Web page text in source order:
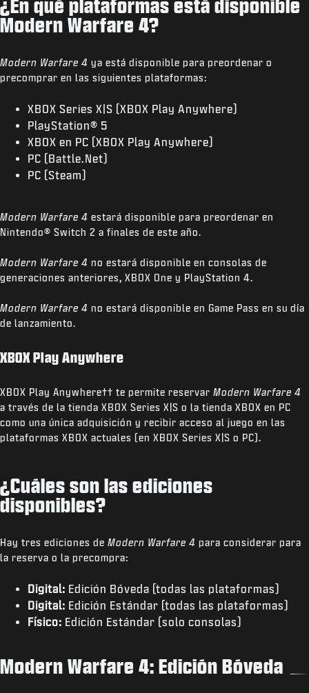
¿En qué plataformas está disponible
Modern Warfare 4?
Modern Warfare 4 ya está disponible para preordenar o
precomprar en las siguientes plataformas:
XBOX Series X|S (XBOX Play Anywhere)
PlayStation® 5
XBOX en PC (XBOX Play Anywhere)
PC (Battle.Net)
PC (Steam)
Modern Warfare 4 estará disponible para preordenar en
Nintendo® Switch 2 a finales de este año.
Modern Warfare 4 no estará disponible en consolas de
generaciones anteriores, XBOX One y PlayStation 4.
Modern Warfare 4 no estará disponible en Game Pass en su día
de lanzamiento.
XBOX Play Anywhere
XBOX Play Anywhere†† te permite reservar Modern Warfare 4
a través de la tienda XBOX Series X|S o la tienda XBOX en PC
como una única adquisición y recibir acceso al juego en las
plataformas XBOX actuales (en XBOX Series X|S o PC).
¿Cuáles son las ediciones
disponibles?
Hay tres ediciones de Modern Warfare 4 para considerar para
la reserva o la precompra:
Digital: Edición Bóveda (todas las plataformas)
Digital: Edición Estándar (todas las plataformas)
Físico: Edición Estándar (solo consolas)
Modern Warfare 4: Edición Bóveda